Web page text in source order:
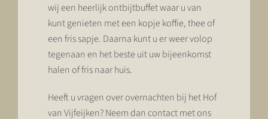
wij een heerlijk ontbijtbuffet waar u van
kunt genieten met een kopje koffie, thee of
een fris sapje. Daarna kunt u er weer volop
tegenaan en het beste uit uw bijeenkomst
halen of fris naar huis.
Heeft u vragen over overnachten bij het Hof
van Vijfeijken? Neem dan contactmet ons